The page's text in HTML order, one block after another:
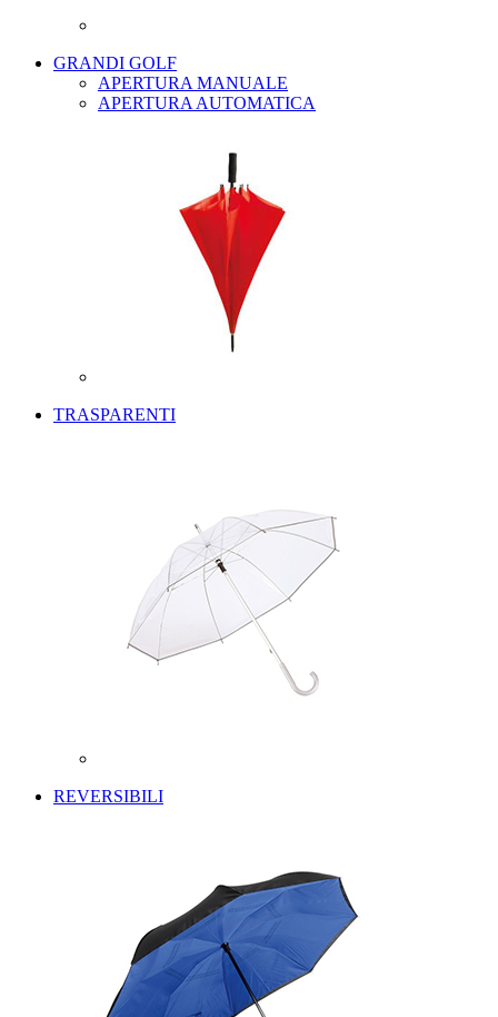
GRANDI GOLF
APERTURA MANUALE
APERTURA AUTOMATICA
TRASPARENTI
REVERSIBILI